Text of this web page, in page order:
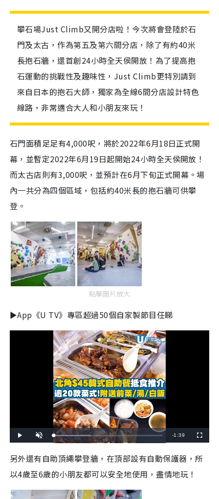
攀石場Just Climb又開分店啦！今次將會登陸於石
門及太古，作為第五及第六間分店，除了有約40米
長抱石牆，還首創24小時全天侯開放！為了提高抱
石運動的挑戰性及趣味性，Just Climb更特別請到
來自日本的抱石大師，獨家為全線6間分店設計特色
線路，非常適合大人和小朋友來玩！
石門面積足足有4,000呎，將於2022年6月18日正式開
幕，並暫定2022年6月19日起開始24小時全天侯開放！
而太古店則有3,000呎，並預計在6月下旬正式開幕。場
內一共分為四個區域，包括約40米長的抱石牆可供攀
登。
點擊圖片放大
►App《U TV》專區超過50個自家製節目任睇
l
n
t
e
L
o
e
d
3
4
2
%
R
-1:39
u
s
e
e
另外還有自助頂繩攀登牆，在頂部設有自動保護器，所
以4歲至6歲的小朋友都可以安全地使用，盡情地玩！